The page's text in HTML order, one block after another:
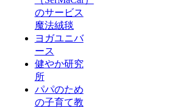
のサービス
魔法絨毯
ヨガユニバ
ース
健やか研究
所
パパのため
の子育て教